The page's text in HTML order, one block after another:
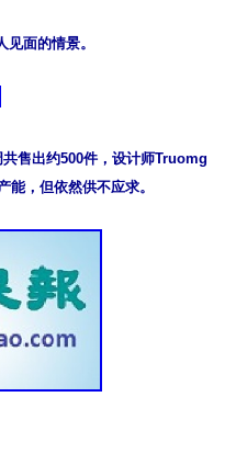
面的情景。
售出约500件，设计师Truomg
，但依然供不应求。